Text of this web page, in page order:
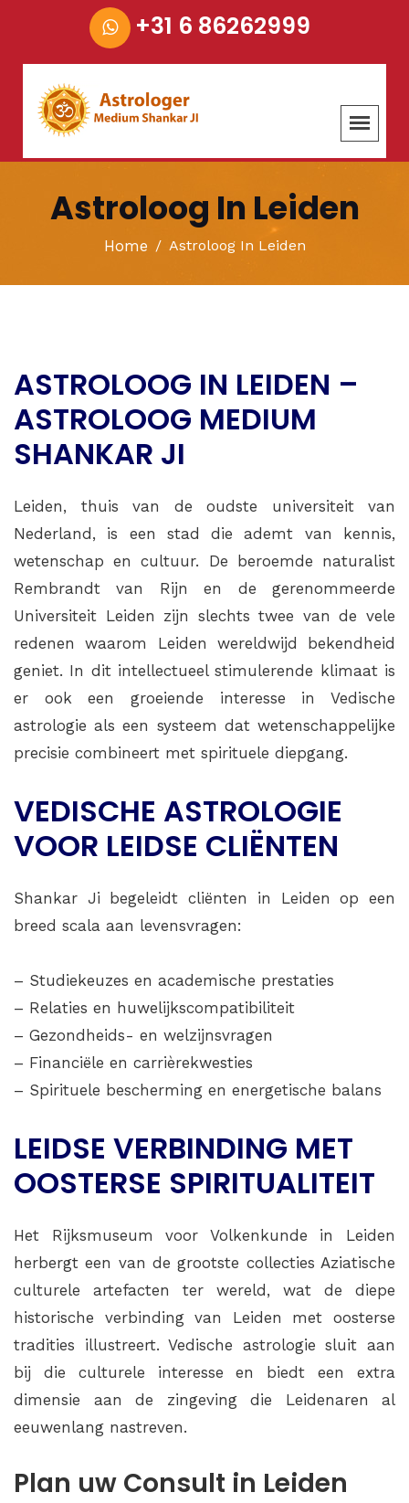
+31 6 86262999
Astroloog In Leiden
Home Astroloog In Leiden
ASTROLOOG IN LEIDEN –
ASTROLOOG MEDIUM
SHANKAR JI
Leiden, thuis van de oudste universiteit van
Nederland, is een stad die ademt van kennis,
wetenschap en cultuur. De beroemde naturalist
Rembrandt van Rijn en de gerenommeerde
Universiteit Leiden zijn slechts twee van de vele
redenen waarom Leiden wereldwijd bekendheid
geniet. In dit intellectueel stimulerende klimaat is
er ook een groeiende interesse in Vedische
astrologie als een systeem dat wetenschappelijke
precisie combineert met spirituele diepgang.
VEDISCHE ASTROLOGIE
VOOR LEIDSE CLIËNTEN
Shankar Ji begeleidt cliënten in Leiden op een
breed scala aan levensvragen:
– Studiekeuzes en academische prestaties
– Relaties en huwelijkscompatibiliteit
– Gezondheids- en welzijnsvragen
– Financiële en carrièrekwesties
– Spirituele bescherming en energetische balans
LEIDSE VERBINDING MET
OOSTERSE SPIRITUALITEIT
Het Rijksmuseum voor Volkenkunde in Leiden
herbergt een van de grootste collecties Aziatische
culturele artefacten ter wereld, wat de diepe
historische verbinding van Leiden met oosterse
tradities illustreert. Vedische astrologie sluit aan
bij die culturele interesse en biedt een extra
dimensie aan de zingeving die Leidenaren al
eeuwenlang nastreven.
Plan uw Consult in Leiden